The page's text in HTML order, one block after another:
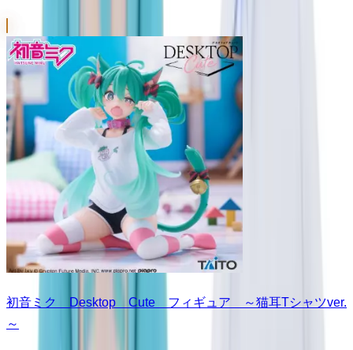
初音ミク Desktop Cute フィギュア ～猫耳Tシャツver.
～